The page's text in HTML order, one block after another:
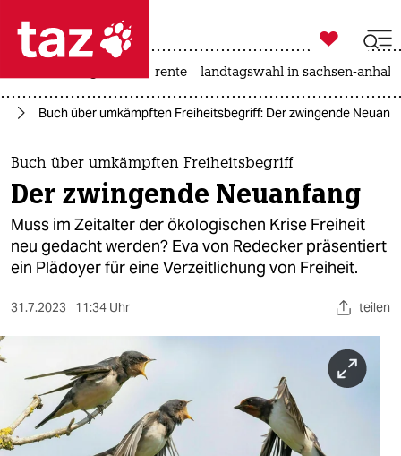
 taz zahl ich
taz zahl ich
themen
politik
öko
gesellschaft
berlin
nord

taz zahl ich
rente landtagswahl in sachsen-anhalt
Buch über umkämpften Freiheitsbegriff: Der zwingende
Buch über umkämpften Freiheitsbegriff
Der zwingende Neuanfang
Muss im Zeitalter der ökologischen Krise Freiheit
neu gedacht werden? Eva von Redecker präsentiert
ein Plädoyer für eine Verzeitlichung von Freiheit.
31.7.2023 11:34 Uhr teilen